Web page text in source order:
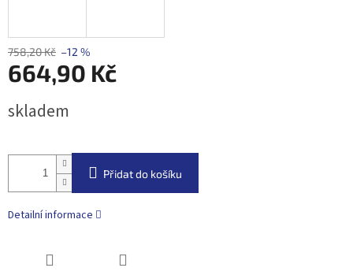
758,20 Kč –12 %
664,90 Kč
cena:
skladem
Přidat do košíku
Detailní informace